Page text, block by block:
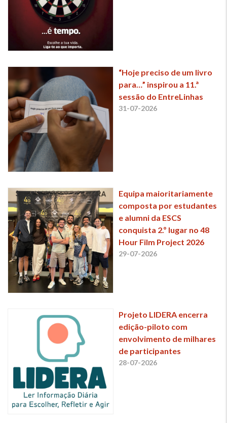
“Hoje preciso de um livro
para…” inspirou a 11.ª
sessão do EntreLinhas
31-07-2026
Equipa maioritariamente
composta por estudantes
e alumni da ESCS
conquista 2.º lugar no 48
Hour Film Project 2026
29-07-2026
Projeto LIDERA encerra
edição-piloto com
envolvimento de milhares
de participantes
28-07-2026